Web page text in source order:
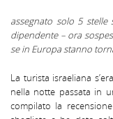
assegnato solo 5 stelle
dipendente – ora
se in Europa stanno
La turista israeliana
nella notte passata in
compilato la